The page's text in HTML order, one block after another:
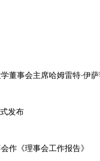
董事会主席哈姆雷特·伊
发布
作《理事会工作报告》